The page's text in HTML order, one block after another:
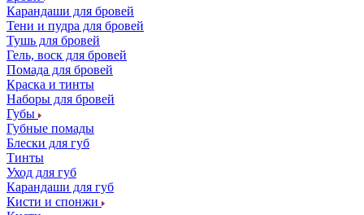
Карандаши для бровей
Тени и пудра для бровей
Тушь для бровей
Гель, воск для бровей
Помада для бровей
Краска и тинты
Наборы для бровей
Губы
Губные помады
Блески для губ
Тинты
Уход для губ
Карандаши для губ
Кисти и спонжи